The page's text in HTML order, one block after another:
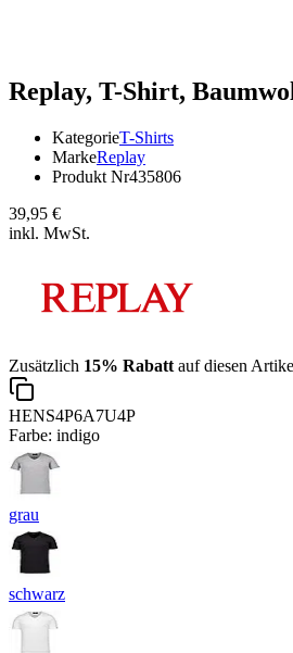
Replay, T-Shirt,
KategorieT-Shirts
MarkeReplay
Produkt Nr435806
39,95 €
inkl. MwSt.
Zusätzlich 15% Rabatt auf diesen
HENS4P6A7U4P
Farbe: indigo
grau
schwarz